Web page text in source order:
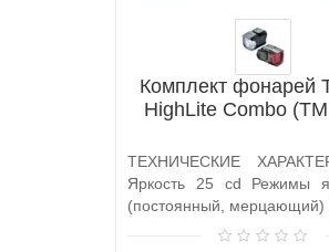
Комплект фонарей
HighLite Combo
ТЕХНИЧЕСКИЕ
Яркость 25 cd Режимы
(постоянный, мерцающий) ..